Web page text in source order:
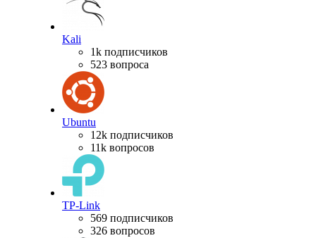
Kali
1k подписчиков
523 вопроса
Ubuntu
12k подписчиков
11k вопросов
TP-Link
569 подписчиков
326 вопросов